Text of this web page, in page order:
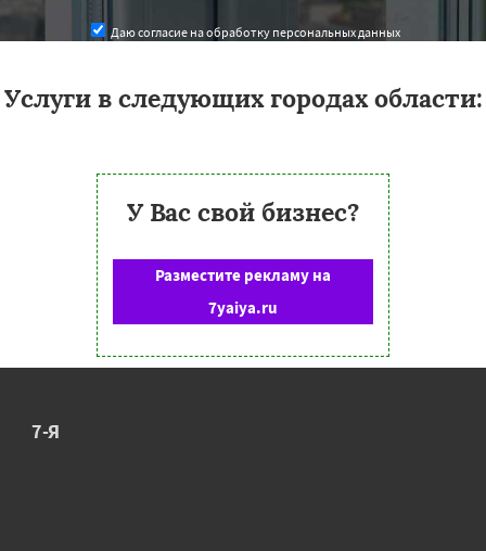
Даю согласие на обработку персональных данных
Услуги в следующих городах области:
У Вас свой бизнес?
Разместите рекламу на
7yaiya.ru
7-Я